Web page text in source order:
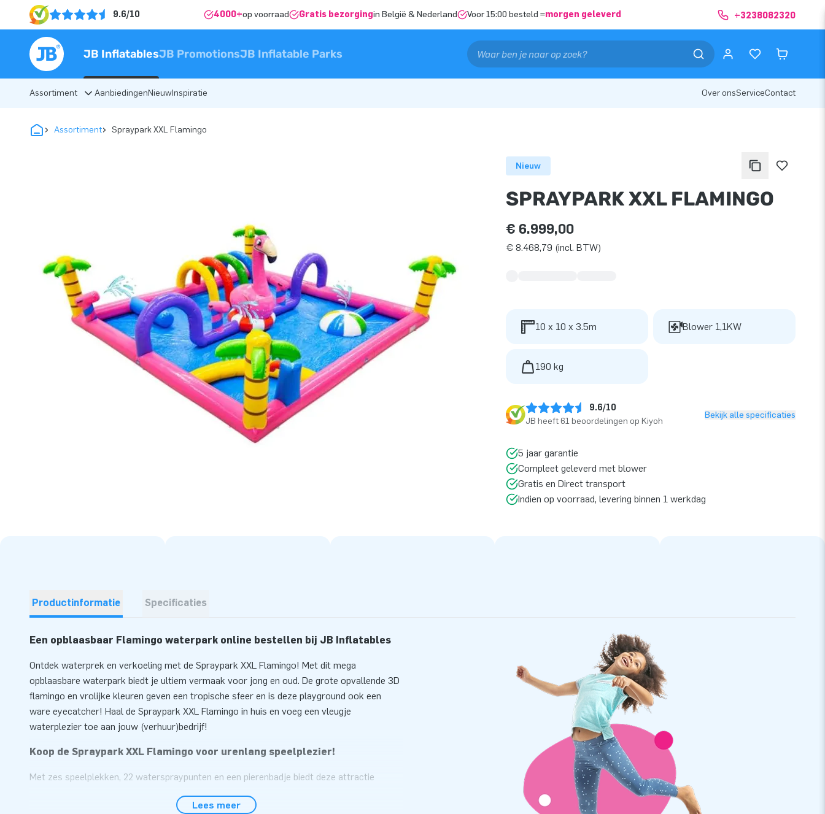
9.6/10 4000+op voorraad Gratis bezorgingin België & Nederland Voor 15:00 besteld =morgen geleverd +3238082320
JB InflatablesJB PromotionsJB Inflatable Parks
Assortiment AanbiedingenNieuwInspiratie Over onsServiceContact
Assortiment Spraypark XXL Flamingo
Nieuw
SPRAYPARK XXL FLAMINGO
€ 6.999,00
€ 8.468,79 (incl. BTW)
10 x 10 x 3.5m Blower 1,1KW
190 kg
9.6/10
JB heeft 61 beoordelingen op Kiyoh
Bekijk alle specificaties
5 jaar garantie
Compleet geleverd met blower
Gratis en Direct transport
Indien op voorraad, levering binnen 1 werkdag
Productinformatie Specificaties
Een opblaasbaar Flamingo waterpark online bestellen bij JB Inflatables
Ontdek waterprek en verkoeling met de Spraypark XXL Flamingo! Met dit mega
opblaasbare waterpark biedt je ultiem vermaak voor jong en oud. De grote opvallende 3D
flamingo en vrolijke kleuren geven een tropische sfeer en is deze playground ook een
ware eyecatcher! Haal de Spraypark XXL Flamingo in huis en voeg een vleugje
waterplezier toe aan jouw (verhuur)bedrijf!
Koop de Spraypark XXL Flamingo voor urenlang speelplezier!
Met zes speelplekken, 22 waterspraypunten en een pierenbadje biedt deze attractie
toevoeging aan dit waterspectakel. Deze opblaasbare waterattractie is ontworpen met
Lees meer